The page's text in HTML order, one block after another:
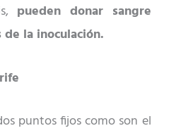
pueden donar sangre
de la inoculación.
puntos fijos como son el